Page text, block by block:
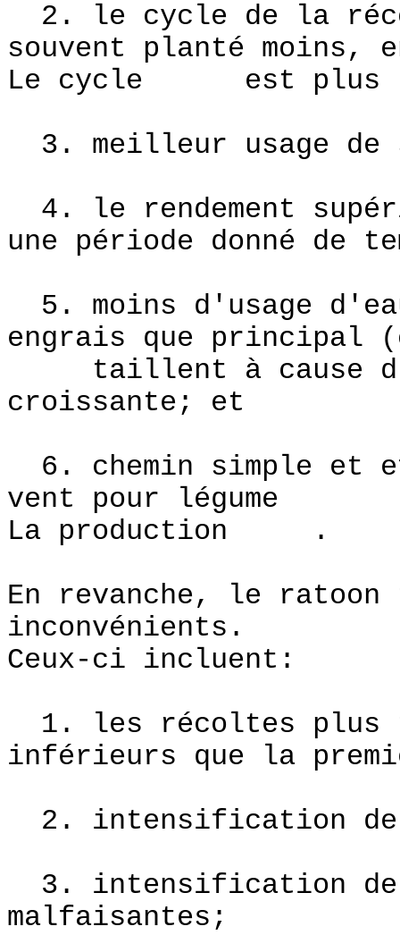
2. le cycle de la
souvent planté moins,
Le cycle est plus
3. meilleur usage de
4. le rendement
une période donné de
5. moins d'usage
engrais que principal
taillent à cause
croissante; et
6. chemin simple et
vent pour légume
La production .
En revanche, le
inconvénients.
Ceux-ci incluent:
1. les récoltes plus
inférieurs que la
2. intensification de
3. intensification de
malfaisantes;